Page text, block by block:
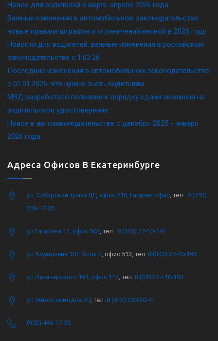
Новое для водителей в марте-апреле 2026 года
Важные изменения в автомобильном законодательстве:
новые правила штрафов и ограничений весной в 2026 году
Новости для водителей: важные изменения в российском
законодательстве c 1.03.26
Последние изменения в автомобильном законодательстве
c 01.01.2026: что нужно знать водителям
МВД разработало поправки к порядку сдачи экзамена на
водительское удостоверение
Новое в автозаконодательстве с декабря 2025 - января
2026 года
Адреса Офисов В Екатеринбурге
ул. Сибирский тракт 8Д, офис 210, Гагарин офис, тел . 8 (343)
206-17-35
ул.Гагарина 14, офис 503, тел . 8 (343) 27-10-192
ул.Амундсена 107, блок 3, офис 513, тел. 8 (343) 27-10-195
ул.Луначарского 194, офис 113, тел. 8 (343) 27-10-193
ул.Животноводов 20, тел. 8 (912) 230-20-41
(902) 446-17-35